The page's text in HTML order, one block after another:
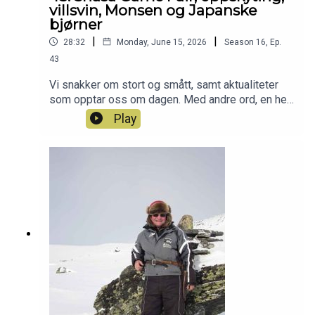
inn her: https://www.patreon.com/c/jegerpodden
villsvin, Monsen og Japanske
bjørner
28:32 | Monday, June 15, 2026 | Season 16 Ep.
43
Vi snakker om stort og smått, samt aktualiteter
som opptar oss om dagen. Med andre ord, en helt
vanlig Tirsdagspodd med Jegerpodden :-) Har du
også lyst til å bli med i Patreon-jaktlaget? Da er
Play